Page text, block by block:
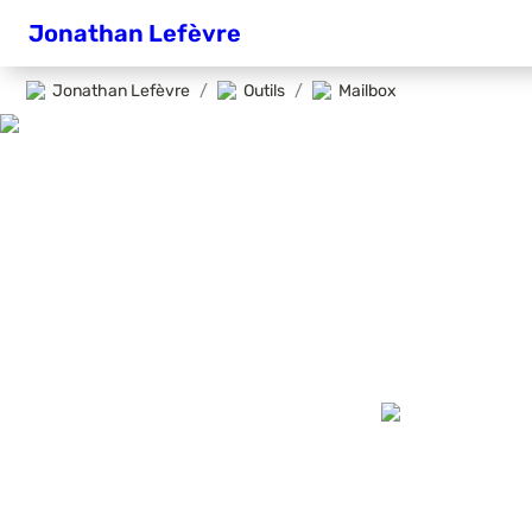
Jonathan Lefèvre
Jonathan Lefèvre / Outils / Mailbox